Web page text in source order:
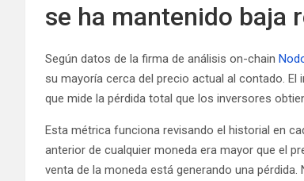
se ha mantenido baja
Según datos de la firma de análisis on-chain
su mayoría cerca del precio actual al contado. El
que mide la pérdida total que los inversores
Esta métrica funciona revisando el historial en
anterior de cualquier moneda era mayor que el
venta de la moneda está generando una